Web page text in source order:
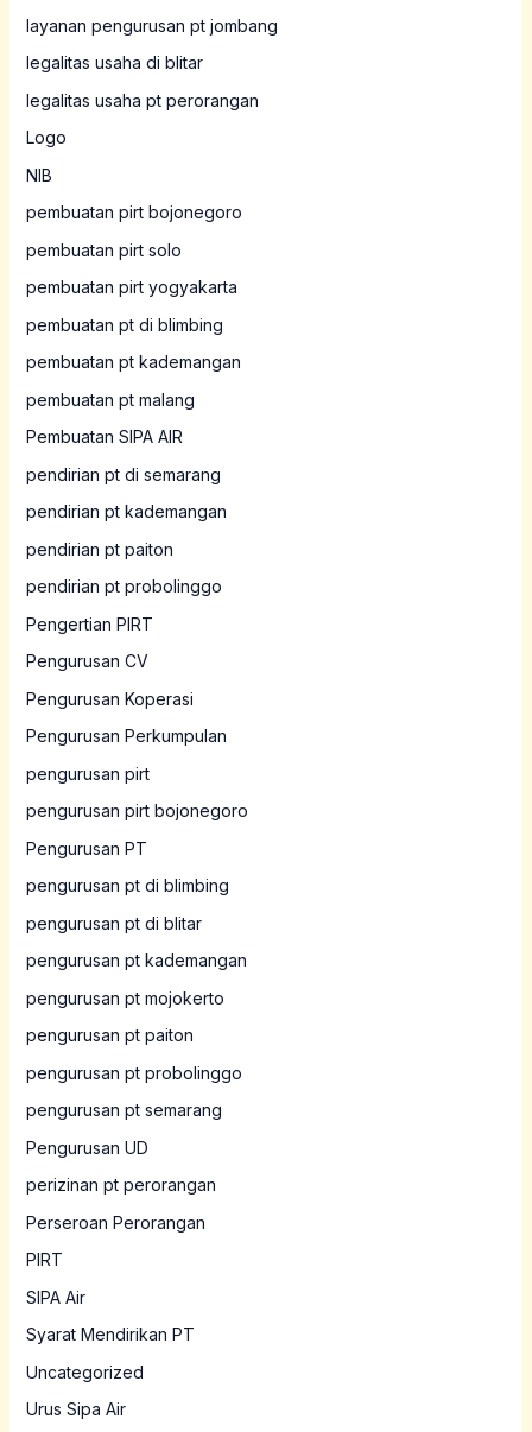
layanan pengurusan pt jombang
legalitas usaha di blitar
legalitas usaha pt perorangan
Logo
NIB
pembuatan pirt bojonegoro
pembuatan pirt solo
pembuatan pirt yogyakarta
pembuatan pt di blimbing
pembuatan pt kademangan
pembuatan pt malang
Pembuatan SIPA AIR
pendirian pt di semarang
pendirian pt kademangan
pendirian pt paiton
pendirian pt probolinggo
Pengertian PIRT
Pengurusan CV
Pengurusan Koperasi
Pengurusan Perkumpulan
pengurusan pirt
pengurusan pirt bojonegoro
Pengurusan PT
pengurusan pt di blimbing
pengurusan pt di blitar
pengurusan pt kademangan
pengurusan pt mojokerto
pengurusan pt paiton
pengurusan pt probolinggo
pengurusan pt semarang
Pengurusan UD
perizinan pt perorangan
Perseroan Perorangan
PIRT
SIPA Air
Syarat Mendirikan PT
Uncategorized
Urus Sipa Air